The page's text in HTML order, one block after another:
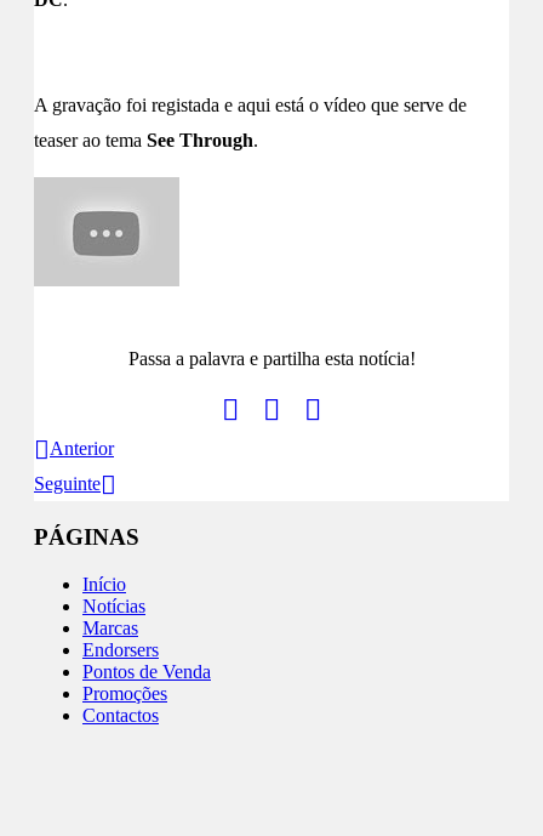
A gravação foi registada e aqui está o vídeo que serve de
teaser ao tema See Through.
Passa a palavra e partilha esta notícia!
Anterior
Seguinte
PÁGINAS
Início
Notícias
Marcas
Endorsers
Pontos de Venda
Promoções
Contactos